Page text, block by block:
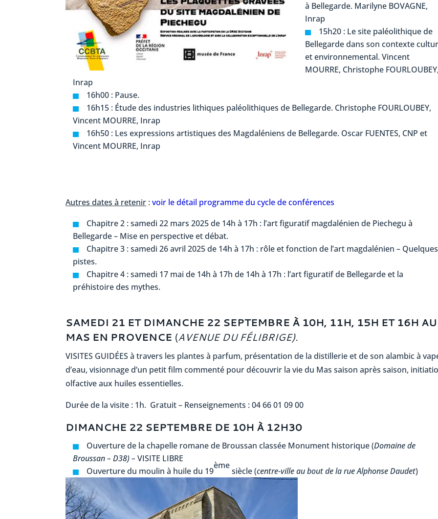
à Bellegarde. Marilyne BOVAGNE,
Inrap
15h20 : Le site paléolithique de
Bellegarde dans son contexte
et environnemental. Vincent
MOURRE, Christophe
Inrap
16h00 : Pause.
16h15 : Étude des industries lithiques paléolithiques de Bellegarde. Christophe FOURLOUBEY,
Vincent MOURRE, Inrap
16h50 : Les expressions artistiques des Magdaléniens de Bellegarde. Oscar FUENTES, CNP et
Vincent MOURRE, Inrap
Autres dates à retenir : voir le détail programme du cycle de conférences
Chapitre 2 : samedi 22 mars 2025 de 14h à 17h : l’art figuratif magdalénien de Piechegu à
Bellegarde – Mise en perspective et débat.
Chapitre 3 : samedi 26 avril 2025 de 14h à 17h : rôle et fonction de l’art magdalénien – Quelques
pistes.
Chapitre 4 : samedi 17 mai de 14h à 17h de 14h à 17h : l’art figuratif de Bellegarde et la
préhistoire des mythes.
SAMEDI 21 ET DIMANCHE 22 SEPTEMBRE À 10H, 11H, 15H ET 16H AU
MAS EN PROVENCE (AVENUE DU FÉLIBRIGE).
VISITES GUIDÉES à travers les plantes à parfum, présentation de la distillerie et de son alambic à
d’eau, visionnage d’un petit film commenté pour découvrir la vie du Mas saison après saison,
olfactive aux huiles essentielles.
Durée de la visite : 1h. Gratuit – Renseignements : 04 66 01 09 00
DIMANCHE 22 SEPTEMBRE DE 10H À 12H30
Ouverture de la chapelle romane de Broussan classée Monument historique (Domaine de
Broussan – D38) –VISITE LIBRE
Ouverture du moulin à huile du 19
ème
siècle (centre-ville au bout de la rue Alphonse Daudet)